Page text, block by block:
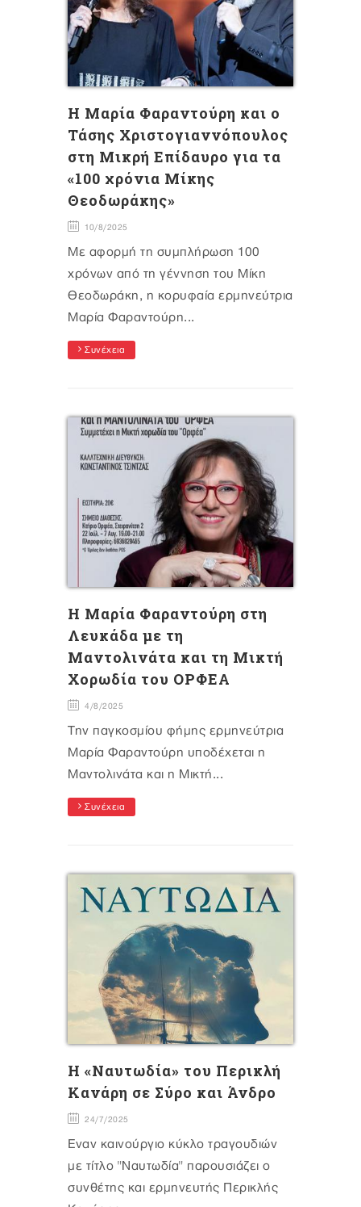
Η Μαρία Φαραντούρη και ο
Τάσης Χριστογιαννόπουλος
στη Μικρή Επίδαυρο για τα
«100 χρόνια Μίκης
Θεοδωράκης»
10/8/2025
Με αφορμή τη συμπλήρωση 100
χρόνων από τη γέννηση του Μίκη
Θεοδωράκη, η κορυφαία ερμηνεύτρια
Μαρία Φαραντούρη...
Συνέχεια
H Mαρία Φαραντούρη στη
Λευκάδα με τη
Μαντολινάτα και τη Μικτή
Χορωδία του ΟΡΦΕΑ
4/8/2025
Την παγκοσμίου φήμης ερμηνεύτρια
Μαρία Φαραντούρη υποδέχεται η
Μαντολινάτα και η Μικτή...
Συνέχεια
H «Ναυτωδία» του Περικλή
Κανάρη σε Σύρο και Άνδρο
24/7/2025
Έναν καινούργιο κύκλο τραγουδιών
με τίτλο "Ναυτωδία" παρουσιάζει ο
συνθέτης και ερμηνευτής Περικλής